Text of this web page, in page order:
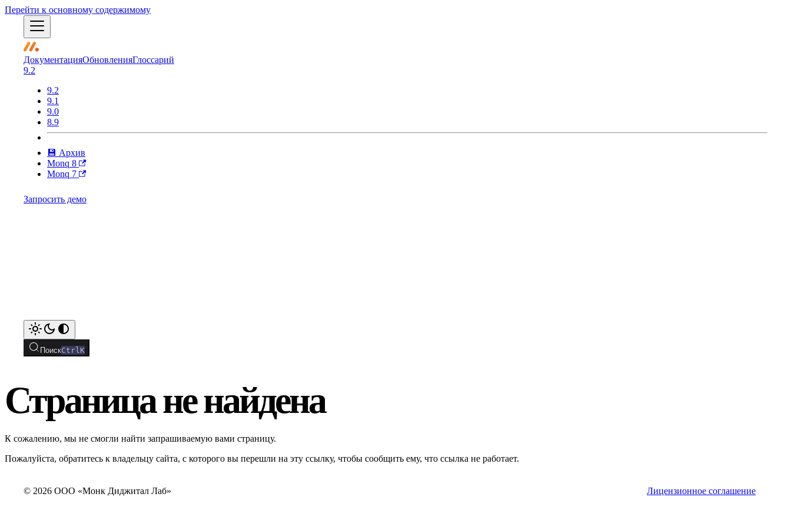
Перейти к основному содержимому
ДокументацияОбновленияГлоссарий
9.2
9.2
9.1
9.0
8.9
💾 Архив
Monq 8
Monq 7
Запросить демо
ПоискCtrlK
Страница не найдена
К сожалению, мы не смогли найти запрашиваемую вами страницу.
Пожалуйста, обратитесь к владельцу сайта, с которого вы перешли на эту ссылку, чтобы сообщить ему, что ссылка не работает.
Лицензионное соглашение
© 2026 ООО «Монк Диджитал Лаб»